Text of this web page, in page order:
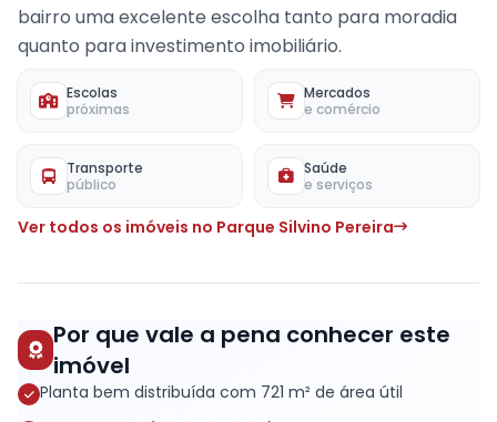
bairro uma excelente escolha tanto para moradia
quanto para investimento imobiliário.
Escolas
próximas
Mercados
e comércio
Transporte
público
Saúde
e serviços
Ver todos os imóveis no Parque Silvino Pereira
Por que vale a pena conhecer este
imóvel
Planta bem distribuída com 721 m² de área útil